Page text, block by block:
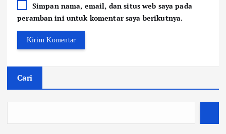
Simpan nama, email, dan situs web saya pada
peramban ini untuk komentar saya berikutnya.
Cari